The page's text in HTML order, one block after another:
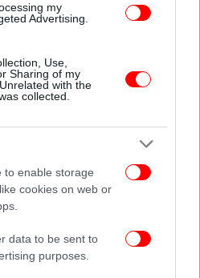
my
Advertising.
Use,
Sharing of my
with the
collected.
to enable storage
cookies on web or
data to be sent to
purposes.
τη δολοφονία της
2024 -Την κλώτσησε στο
του κάμπινγκ -Ποιοι είναι
και με ποιους όρους
δολοφόνους του 26χρονου
διακοπές, πήγαν να τον